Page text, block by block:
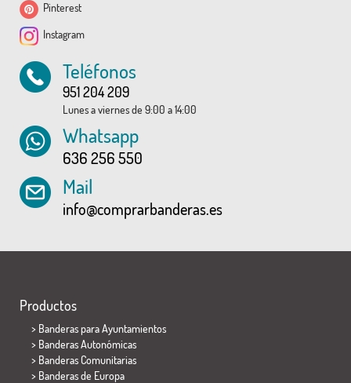
Pinterest
Instagram
Teléfonos
951 204 209
Lunes a viernes de 9:00 a 14:00
Whatsapp
636 256 550
Mail
info@comprarbanderas.es
Productos
> Banderas para Ayuntamientos
> Banderas Autonómicas
> Banderas Comunitarias
> Banderas de Europa